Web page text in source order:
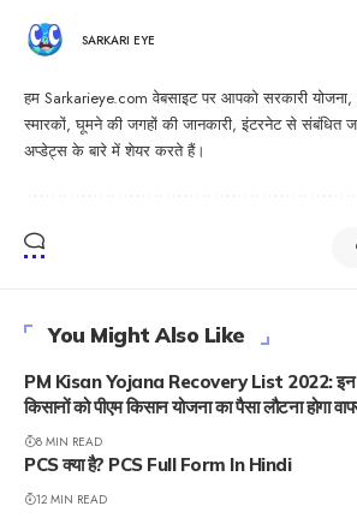
SARKARI EYE
हम Sarkarieye.com वेबसाइट पर आपको सरकारी
स्मारकों, घूमने की जगहों की जानकारी, इंटरनेट से संबंधित
अप्डेट्स के बारे में शेयर करते हैं।
You Might Also Like
PM Kisan Yojana Recovery List 2022: इन
किसानों को पीएम किसान योजना का पैसा लौटना होगा
8 MIN READ
PCS क्या है? PCS Full Form In Hindi
12 MIN READ